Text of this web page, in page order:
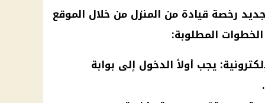
رخصة قيادة من المنزل من خلال الموقع
الخطوات المطلوبة:
يجب أولاً الدخول إلى بوابة